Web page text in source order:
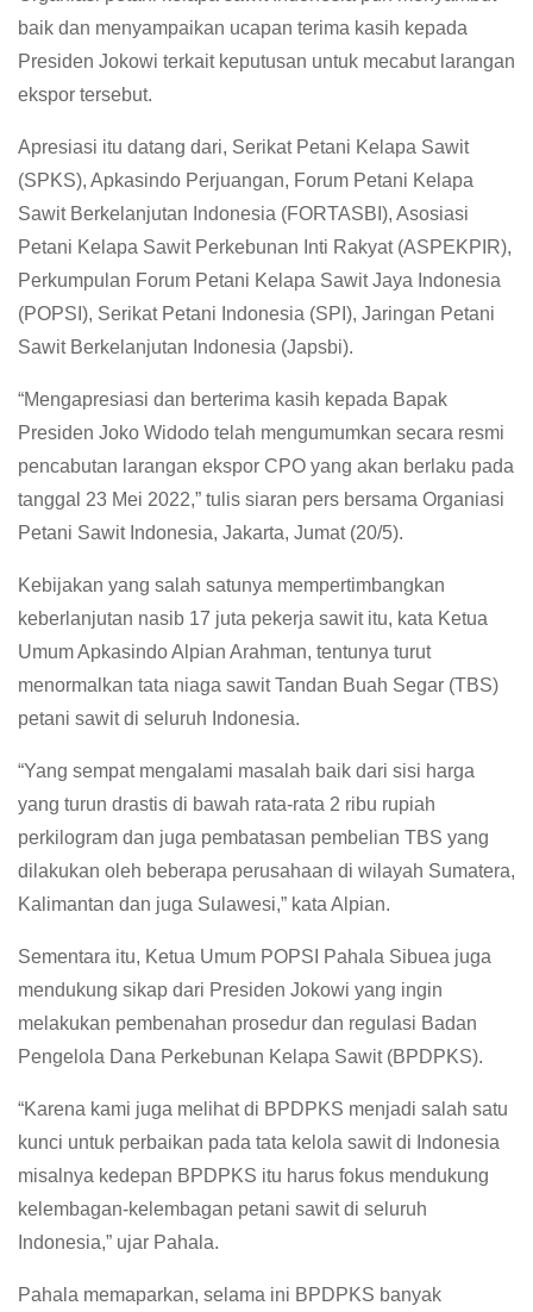
baik dan menyampaikan ucapan terima kasih kepada
Presiden Jokowi terkait keputusan untuk mecabut larangan
ekspor tersebut.
Apresiasi itu datang dari, Serikat Petani Kelapa Sawit
(SPKS), Apkasindo Perjuangan, Forum Petani Kelapa
Sawit Berkelanjutan Indonesia (FORTASBI), Asosiasi
Petani Kelapa Sawit Perkebunan Inti Rakyat (ASPEKPIR),
Perkumpulan Forum Petani Kelapa Sawit Jaya Indonesia
(POPSI), Serikat Petani Indonesia (SPI), Jaringan Petani
Sawit Berkelanjutan Indonesia (Japsbi).
“Mengapresiasi dan berterima kasih kepada Bapak
Presiden Joko Widodo telah mengumumkan secara resmi
pencabutan larangan ekspor CPO yang akan berlaku pada
tanggal 23 Mei 2022,” tulis siaran pers bersama Organiasi
Petani Sawit Indonesia, Jakarta, Jumat (20/5).
Kebijakan yang salah satunya mempertimbangkan
keberlanjutan nasib 17 juta pekerja sawit itu, kata Ketua
Umum Apkasindo Alpian Arahman, tentunya turut
menormalkan tata niaga sawit Tandan Buah Segar (TBS)
petani sawit di seluruh Indonesia.
“Yang sempat mengalami masalah baik dari sisi harga
yang turun drastis di bawah rata-rata 2 ribu rupiah
perkilogram dan juga pembatasan pembelian TBS yang
dilakukan oleh beberapa perusahaan di wilayah Sumatera,
Kalimantan dan juga Sulawesi,” kata Alpian.
Sementara itu, Ketua Umum POPSI Pahala Sibuea juga
mendukung sikap dari Presiden Jokowi yang ingin
melakukan pembenahan prosedur dan regulasi Badan
Pengelola Dana Perkebunan Kelapa Sawit (BPDPKS).
“Karena kami juga melihat di BPDPKS menjadi salah satu
kunci untuk perbaikan pada tata kelola sawit di Indonesia
misalnya kedepan BPDPKS itu harus fokus mendukung
kelembagan-kelembagan petani sawit di seluruh
Indonesia,” ujar Pahala.
Pahala memaparkan, selama ini BPDPKS banyak